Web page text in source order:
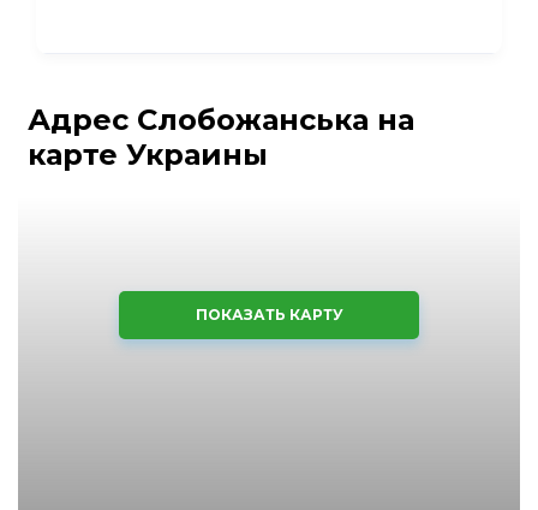
Адрес Слобожанська на
карте Украины
ПОКАЗАТЬ КАРТУ